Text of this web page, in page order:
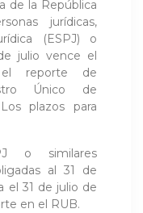
de la República
jurídicas,
(ESPJ) o
julio vence el
reporte de
Único de
plazos para
o similares
al 31 de
el 31 de julio de
en el RUB.